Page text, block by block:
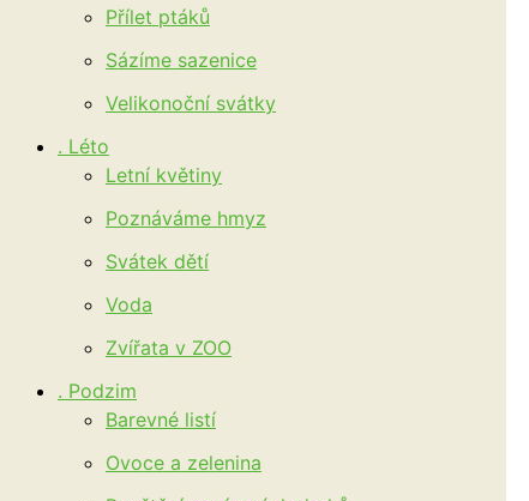
Přílet ptáků
Sázíme sazenice
Velikonoční svátky
. Léto
Letní květiny
Poznáváme hmyz
Svátek dětí
Voda
Zvířata v ZOO
. Podzim
Barevné listí
Ovoce a zelenina